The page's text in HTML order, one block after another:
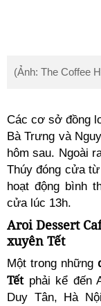
(Ảnh: The Coffee
Các cơ sở đồng
Bà Trưng và
hôm sau. Ngoài
Thúy đóng cửa
hoạt động bình
cửa lúc 13h.
Aroi Dessert
xuyên Tết
Một trong những
Tếtphải kể đến
Duy Tân, Hà